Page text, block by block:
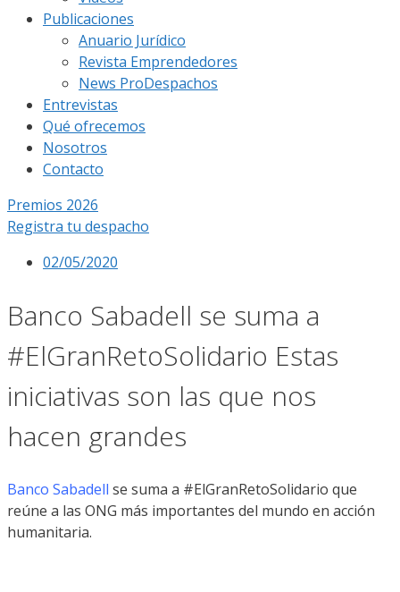
Publicaciones
Anuario Jurídico
Revista Emprendedores
News ProDespachos
Entrevistas
Qué ofrecemos
Nosotros
Contacto
Premios 2026
Registra tu despacho
02/05/2020
Banco Sabadell se suma a
#ElGranRetoSolidario Estas
iniciativas son las que nos
hacen grandes
Banco Sabadell se suma a #ElGranRetoSolidario que
reúne a las ONG más importantes del mundo en acción
humanitaria.